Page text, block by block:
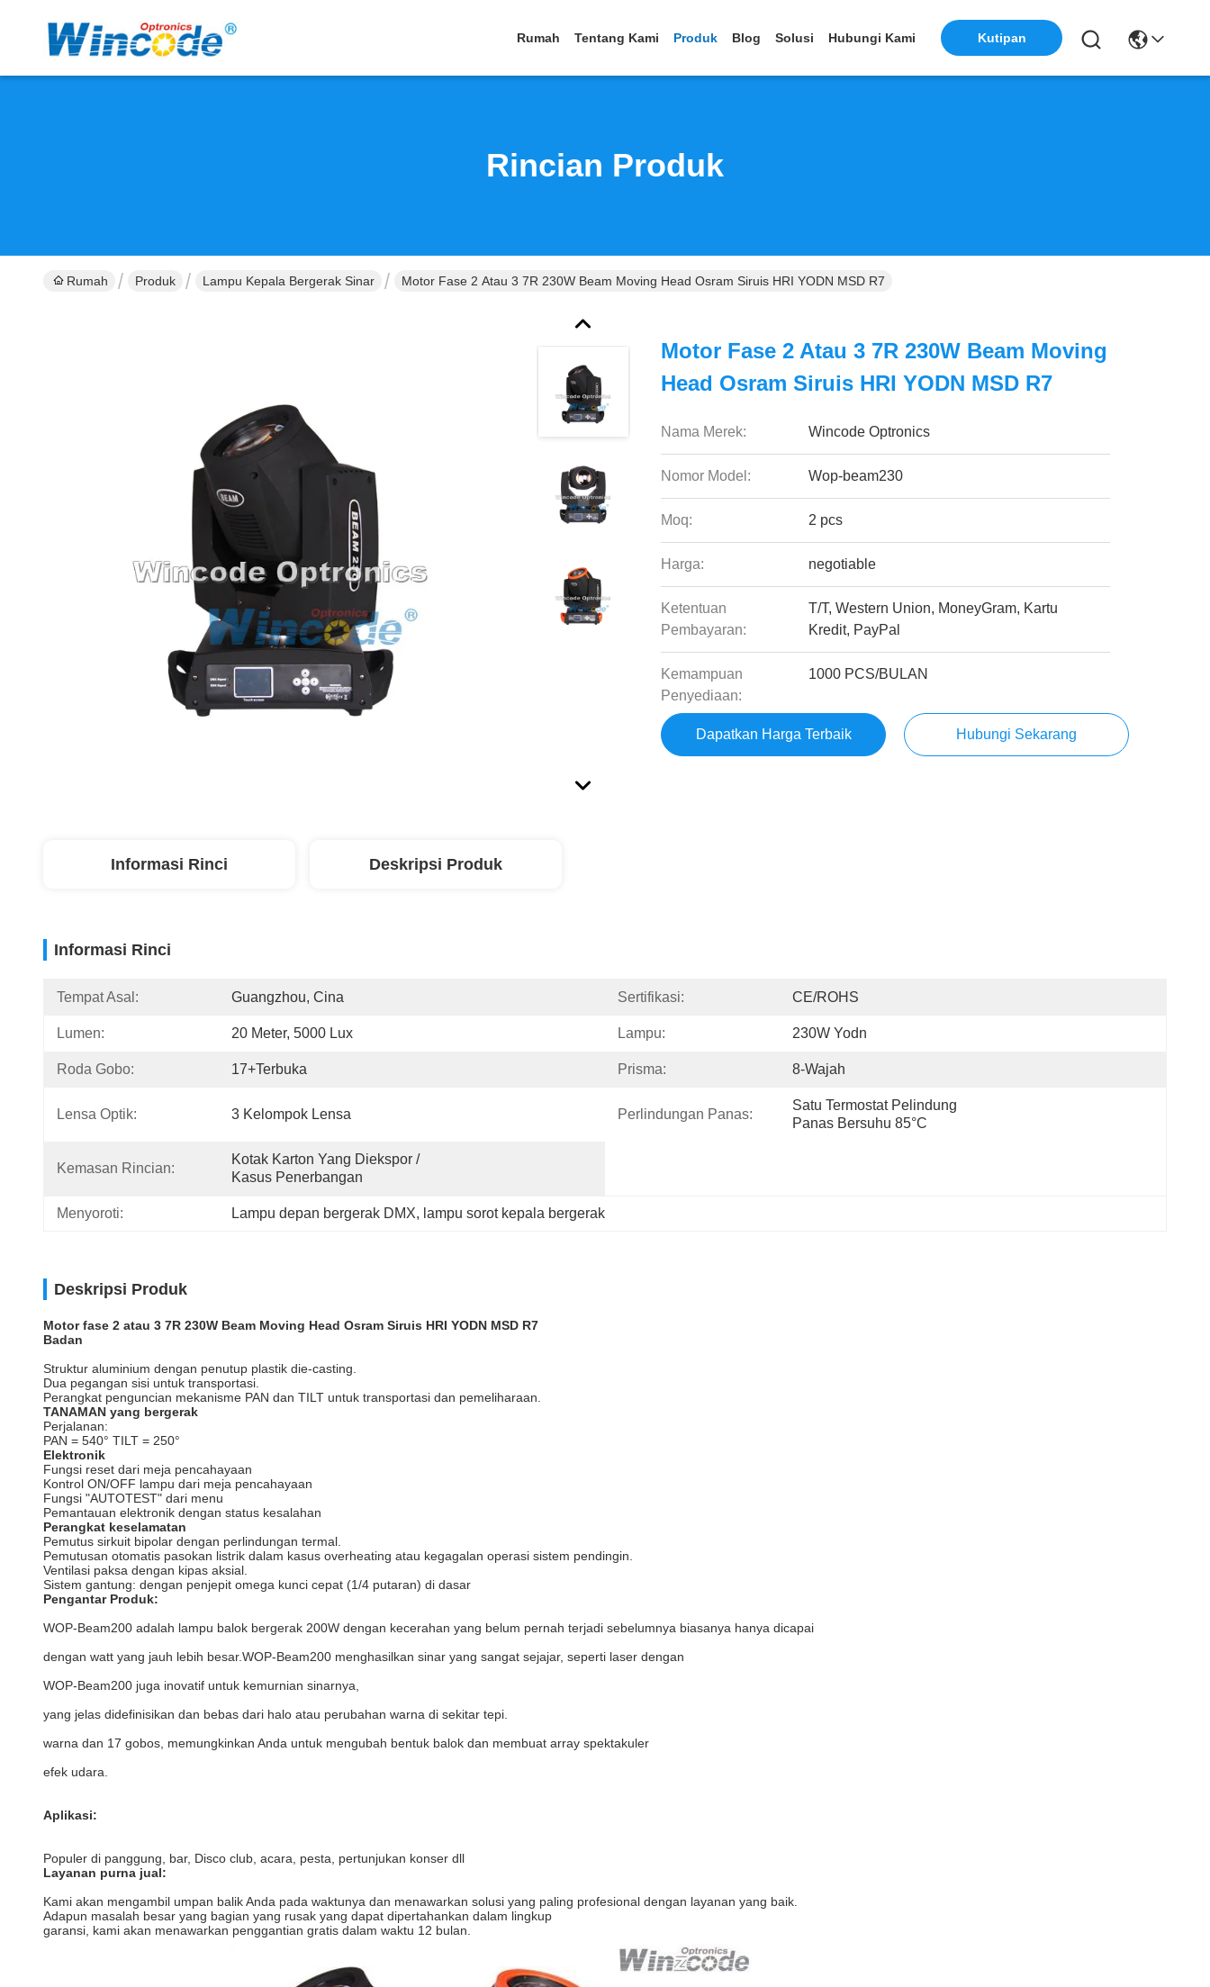
Rumah Tentang Kami Produk Blog Solusi Hubungi Kami Kutipan
Rincian Produk
Rumah Produk Lampu Kepala Bergerak Sinar Motor Fase 2 Atau 3 7R 230W Beam Moving Head Osram Siruis HRI YODN MSD R7
Motor Fase 2 Atau 3 7R 230W Beam Moving
Head Osram Siruis HRI YODN MSD R7
Nama Merek: Wincode Optronics
Nomor Model: Wop-beam230
Moq: 2 pcs
Harga: negotiable
Ketentuan
Pembayaran:
T/T, Western Union, MoneyGram, Kartu
Kredit, PayPal
Kemampuan
Penyediaan:
1000 PCS/BULAN
Dapatkan Harga Terbaik Hubungi Sekarang
Informasi Rinci Deskripsi Produk
Informasi Rinci
Tempat Asal: Guangzhou, Cina Sertifikasi: CE/ROHS
Lumen: 20 Meter, 5000 Lux Lampu: 230W Yodn
Roda Gobo: 17+terbuka Prisma: 8-Wajah
Lensa Optik: 3 Kelompok Lensa Perlindungan Panas:
Satu Termostat Pelindung
Panas Bersuhu 85°C
Kemasan Rincian:
Kotak Karton Yang Diekspor /
Kasus Penerbangan
Menyoroti: Lampu depan bergerak DMX, lampu sorot kepala bergerak
Deskripsi Produk
Motor fase 2 atau 3 7R 230W Beam Moving Head Osram Siruis HRI YODN MSD R7
Badan
Struktur aluminium dengan penutup plastik die-casting.
Dua pegangan sisi untuk transportasi.
Perangkat penguncian mekanisme PAN dan TILT untuk transportasi dan pemeliharaan.
TANAMAN yang bergerak
Perjalanan:
PAN = 540° TILT = 250°
Elektronik
Fungsi reset dari meja pencahayaan
Kontrol ON/OFF lampu dari meja pencahayaan
Fungsi "AUTOTEST" dari menu
Pemantauan elektronik dengan status kesalahan
Perangkat keselamatan
Pemutus sirkuit bipolar dengan perlindungan termal.
Pemutusan otomatis pasokan listrik dalam kasus overheating atau kegagalan operasi sistem pendingin.
Ventilasi paksa dengan kipas aksial.
Sistem gantung: dengan penjepit omega kunci cepat (1/4 putaran) di dasar
Pengantar Produk:
WOP-Beam200 adalah lampu balok bergerak 200W dengan kecerahan yang belum pernah terjadi sebelumnya biasanya hanya dicapai
dengan watt yang jauh lebih besar.WOP-Beam200 menghasilkan sinar yang sangat sejajar, seperti laser dengan
WOP-Beam200 juga inovatif untuk kemurnian sinarnya,
yang jelas didefinisikan dan bebas dari halo atau perubahan warna di sekitar tepi.
warna dan 17 gobos, memungkinkan Anda untuk mengubah bentuk balok dan membuat array spektakuler
efek udara.
Aplikasi:
Populer di panggung, bar, Disco club, acara, pesta, pertunjukan konser dll
Layanan purna jual:
Kami akan mengambil umpan balik Anda pada waktunya dan menawarkan solusi yang paling profesional dengan layanan yang baik.
Adapun masalah besar yang bagian yang rusak yang dapat dipertahankan dalam lingkup
garansi, kami akan menawarkan penggantian gratis dalam waktu 12 bulan.